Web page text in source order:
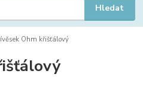
Hledat
Ohm křišťálový